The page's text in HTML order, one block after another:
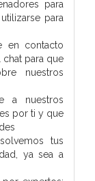
para
para
en contacto
para que
nuestros
a nuestros
por ti y que
tus
ya sea a